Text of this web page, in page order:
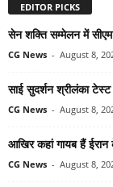
EDITOR PICKS
सेन शक्ति सम्मेलन में
CG News - August 8,
साई सुदर्शन श्रीलंका
CG News - August 8,
आखिर कहां गायब हैं ईरान
CG News - August 8,